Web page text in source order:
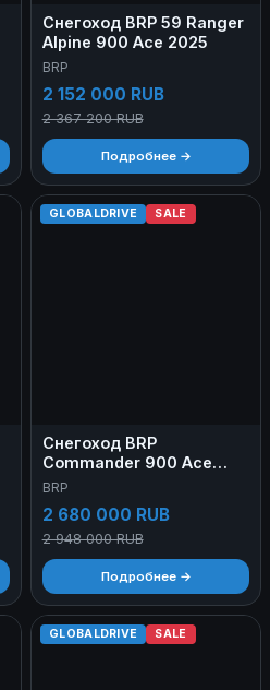
Снегоход BRP 59 Ranger
Alpine 900 Ace 2025
BRP
2 152 000 RUB
2 367 200 RUB
Подробнее →
GLOBALDRIVE SALE
Снегоход BRP
Commander 900 Ace
2023
BRP
2 680 000 RUB
2 948 000 RUB
Подробнее →
GLOBALDRIVE SALE